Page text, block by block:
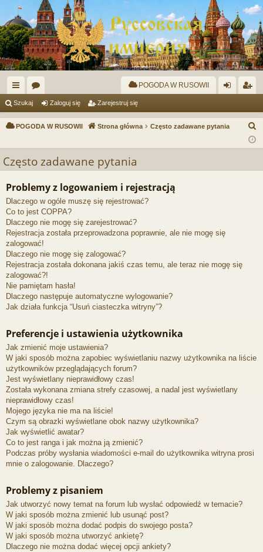
ię
ce
or
a
POGODA W RUSOWII
og
ę
ej
es
j
Szukaj Zaloguj się Zarejestruj się
POGODA W RUSOWII Strona główna Często zadawane pytania
Często zadawane pytania
Problemy z logowaniem i rejestracją
Dlaczego w ogóle muszę się rejestrować?
Co to jest COPPA?
Dlaczego nie mogę się zarejestrować?
Rejestracja została przeprowadzona poprawnie, ale nie mogę się
zalogować!
Dlaczego nie mogę się zalogować?
Rejestracja została dokonana jakiś czas temu, ale teraz nie mogę się
zalogować?!
Nie pamiętam hasła!
Dlaczego następuje automatyczne wylogowanie?
Jak działa funkcja “Usuń ciasteczka witryny”?
Preferencje i ustawienia użytkownika
Jak zmienić moje ustawienia?
W jaki sposób można zapobiec wyświetlaniu nazwy użytkownika na liście
użytkowników przeglądających forum?
Jest wyświetlany nieprawidłowy czas!
Została wykonana zmiana strefy czasowej, a nadal jest wyświetlany
nieprawidłowy czas!
Mojego języka nie ma na liście!
Czym są obrazki wyświetlane obok nazwy użytkownika?
Jak wyświetlić awatar?
Co to jest ranga i jak można ją zmienić?
Podczas próby wysłania wiadomości e-mail do użytkownika witryna prosi
mnie o zalogowanie. Dlaczego?
Problemy z pisaniem
Jak utworzyć nowy temat na forum lub wysłać odpowiedź w temacie?
W jaki sposób można zmienić lub usunąć post?
W jaki sposób można dodać podpis do swojego posta?
W jaki sposób można utworzyć ankietę?
Dlaczego nie można dodać więcej opcji ankiety?